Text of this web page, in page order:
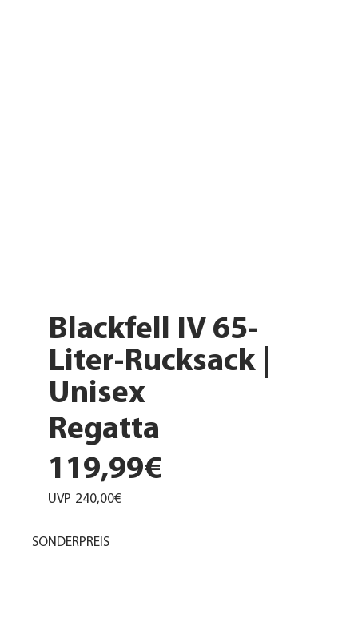
Blackfell IV 65-
Liter-Rucksack |
Unisex
Regatta
119,99€
UVP 240,00€
SONDERPREIS